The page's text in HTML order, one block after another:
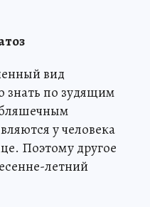
вид
знать по зудящим
у человека
Поэтому другое
летний